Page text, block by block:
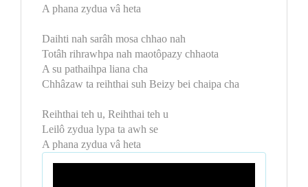
A phana zydua vâ heta
Daihti nah sarâh mosa chhao nah
Totâh rihrawhpa nah maotôpazy chhaota
A su pathaihpa liana cha
Chhâzaw ta reihthai suh Beizy bei chaipa cha
Reihthai teh u, Reihthai teh u
Leilô zydua lypa ta awh se
A phana zydua vâ heta